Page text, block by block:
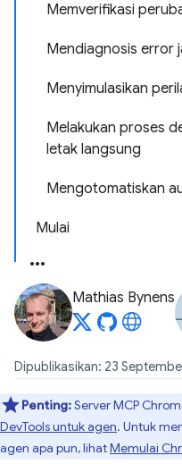
Memverifikasi
Mendiagnosis error
Menyimulasikan
Melakukan proses
letak langsung
Mengotomatiskan
Mulai
Mathias Bynens
Dipublikasikan: 23
Penting:Server MCP
DevTools untuk agen. Untuk
agen apa pun, lihatMemulai